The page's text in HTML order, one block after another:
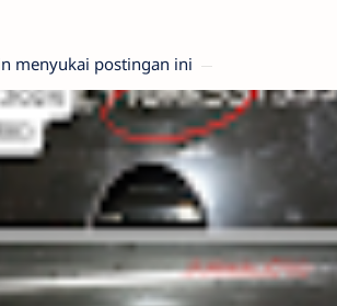
menyukai postingan ini